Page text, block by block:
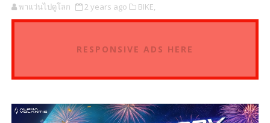
พาแว่นไปดูโลก 2 years ago BIKE,
RESPONSIVE ADS HERE